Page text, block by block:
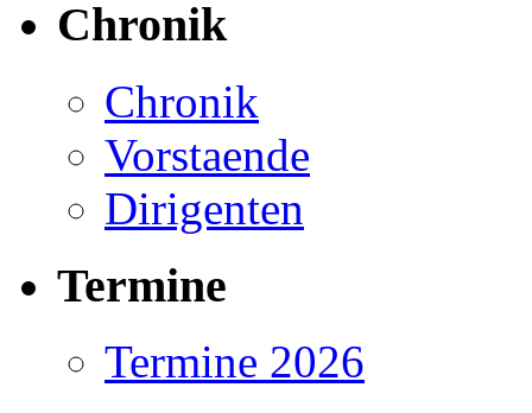
Chronik
Chronik
Vorstaende
Dirigenten
Termine
Termine 2026